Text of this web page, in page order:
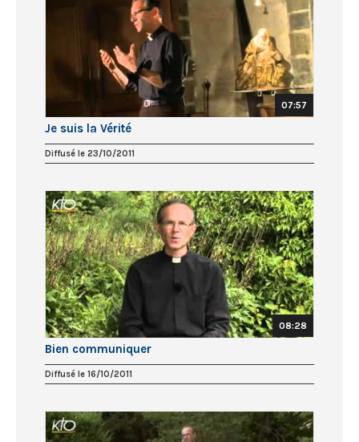
07:57
Je suis la Vérité
Diffusé le 23/10/2011
08:28
Bien communiquer
Diffusé le 16/10/2011